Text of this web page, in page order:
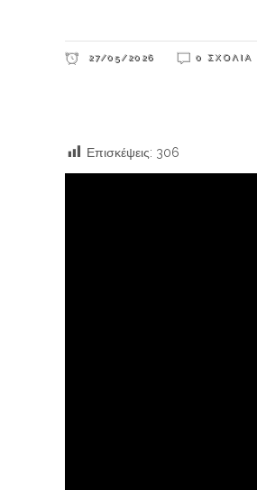
27/05/2026 0 ΣΧΌΛΙΑ
Επισκέψεις: 306